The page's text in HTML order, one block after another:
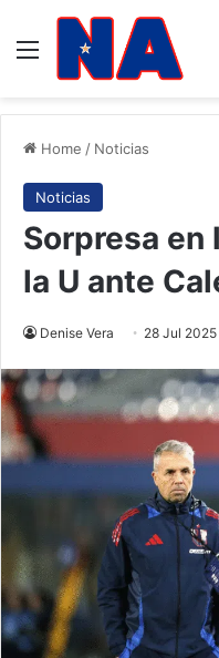
Menu
Home / Noticias
Noticias
Sorpresa en
la U ante
Denise Vera 28 Jul 2025